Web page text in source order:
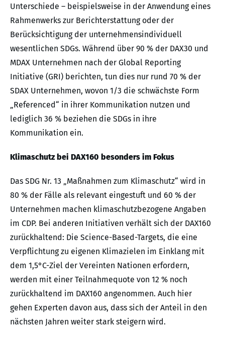
Unterschiede – beispielsweise in der Anwendung eines
Rahmenwerks zur Berichterstattung oder der
Berücksichtigung der unternehmensindividuell
wesentlichen SDGs. Während über 90 % der DAX30 und
MDAX Unternehmen nach der Global Reporting
Initiative (GRI) berichten, tun dies nur rund 70 % der
SDAX Unternehmen, wovon 1/3 die schwächste Form
„Referenced“ in ihrer Kommunikation nutzen und
lediglich 36 % beziehen die SDGs in ihre
Kommunikation ein.
Klimaschutz bei DAX160 besonders im Fokus
Das SDG Nr. 13 „Maßnahmen zum Klimaschutz“ wird in
80 % der Fälle als relevant eingestuft und 60 % der
Unternehmen machen klimaschutzbezogene Angaben
im CDP. Bei anderen Initiativen verhält sich der DAX160
zurückhaltend: Die Science-Based-Targets, die eine
Verpflichtung zu eigenen Klimazielen im Einklang mit
dem 1,5°C-Ziel der Vereinten Nationen erfordern,
werden mit einer Teilnahmequote von 12 % noch
zurückhaltend im DAX160 angenommen. Auch hier
gehen Experten davon aus, dass sich der Anteil in den
nächsten Jahren weiter stark steigern wird.